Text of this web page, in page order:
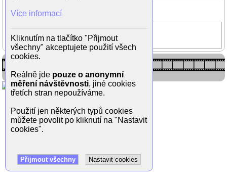
Andrea Černá
Více informací
Kliknutím na tlačítko "Přijmout
všechny" akceptujete použití všech
cookies.
Reálně jde pouze o anonymní
měření návštěvnosti, jiné cookies
třetích stran nepoužíváme.
Použití jen některých typů cookies
můžete povolit po kliknutí na "Nastavit
cookies".
Přijmout všechny Nastavit cookies